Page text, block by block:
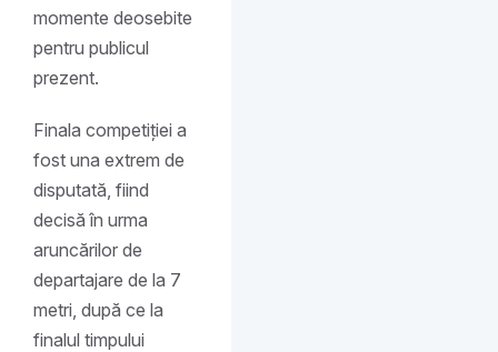
momente deosebite
pentru publicul
prezent.
Finala competiției a
fost una extrem de
disputată, fiind
decisă în urma
aruncărilor de
departajare de la 7
metri, după ce la
finalul timpului